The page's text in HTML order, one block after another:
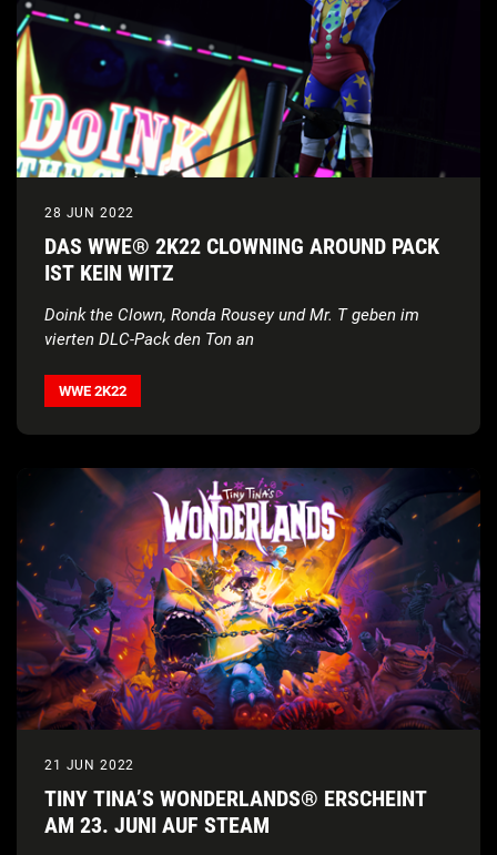
28 JUN 2022
DAS WWE® 2K22 CLOWNING AROUND PACK
IST KEIN WITZ
Doink the Clown, Ronda Rousey und Mr. T geben im
vierten DLC-Pack den Ton an
WWE 2K22
21 JUN 2022
TINY TINA’S WONDERLANDS® ERSCHEINT
AM 23. JUNI AUF STEAM